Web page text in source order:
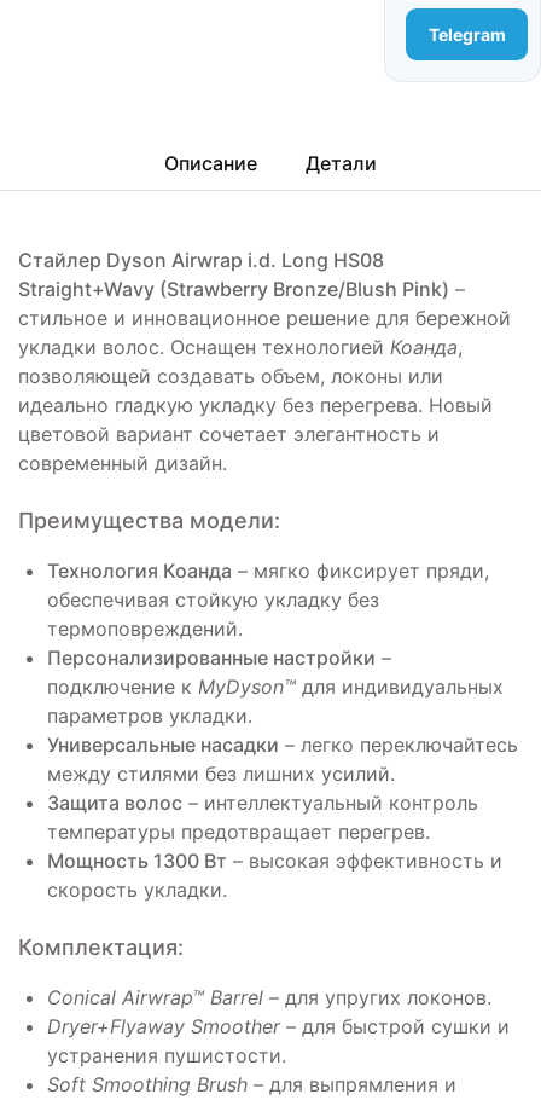
Telegram
Описание Детали
Стайлер Dyson Airwrap i.d. Long HS08
Straight+Wavy (Strawberry Bronze/Blush Pink) –
стильное и инновационное решение для бережной
укладки волос. Оснащен технологией Коанда,
позволяющей создавать объем, локоны или
идеально гладкую укладку без перегрева. Новый
цветовой вариант сочетает элегантность и
современный дизайн.
Преимущества модели:
Технология Коанда – мягко фиксирует пряди,
обеспечивая стойкую укладку без
термоповреждений.
Персонализированные настройки –
подключение к MyDyson™ для индивидуальных
параметров укладки.
Универсальные насадки – легко переключайтесь
между стилями без лишних усилий.
Защита волос – интеллектуальный контроль
температуры предотвращает перегрев.
Мощность 1300 Вт – высокая эффективность и
скорость укладки.
Комплектация:
Conical Airwrap™ Barrel – для упругих локонов.
Dryer+Flyaway Smoother– для быстрой сушки и
устранения пушистости.
Soft Smoothing Brush – для выпрямления и